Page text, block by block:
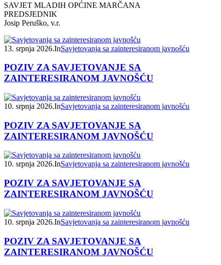
SAVJET MLADIH OPĆINE MARČANA
PREDSJEDNIK
Josip Peruško, v.r.
13. srpnja 2026.InSavjetovanja sa zainteresiranom javnošću
POZIV ZA SAVJETOVANJE SA
ZAINTERESIRANOM JAVNOŠĆU
10. srpnja 2026.InSavjetovanja sa zainteresiranom javnošću
POZIV ZA SAVJETOVANJE SA
ZAINTERESIRANOM JAVNOŠĆU
10. srpnja 2026.InSavjetovanja sa zainteresiranom javnošću
POZIV ZA SAVJETOVANJE SA
ZAINTERESIRANOM JAVNOŠĆU
10. srpnja 2026.InSavjetovanja sa zainteresiranom javnošću
POZIV ZA SAVJETOVANJE SA
ZAINTERESIRANOM JAVNOŠĆU